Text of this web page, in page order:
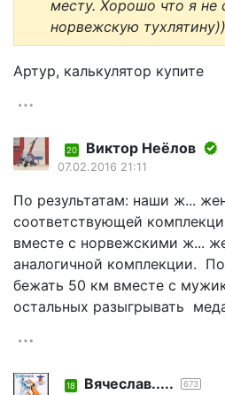
месту. Хорошо что я не
норвежскую
Артур, калькулятор купите
20 Виктор Неёлов
07.02.2016 21:11
По результатам: наши ж...
соответствующей
вместе с норвежскими ж...
аналогичной комплекции.
бежать 50 км вместе с
остальных разыгрывать
18 Вячеслав..... 673